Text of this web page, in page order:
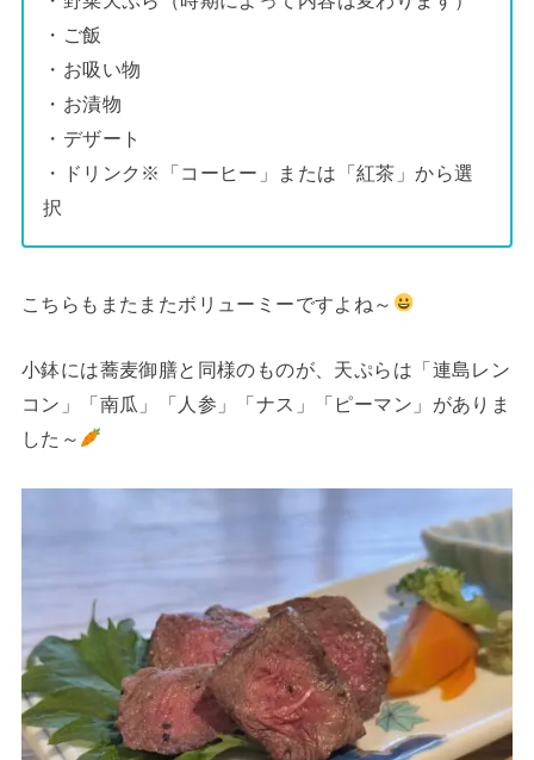
・ご飯
・お吸い物
・お漬物
・デザート
・ドリンク※「コーヒー」または「紅茶」から選
択
こちらもまたまたボリューミーですよね～
小鉢には蕎麦御膳と同様のものが、天ぷらは「連島レン
コン」「南瓜」「人参」「ナス」「ピーマン」がありま
した～